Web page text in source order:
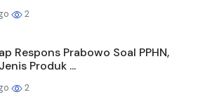
2
Respons Prabowo Soal PPHN,
Produk ...
2